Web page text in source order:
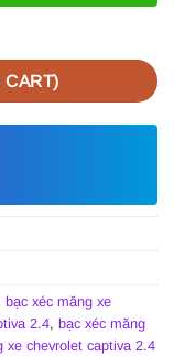
2.4 2010 số lượng
CART)
bạc xéc măng xe
2.4, bạc xéc măng
xe chevrolet captiva 2.4